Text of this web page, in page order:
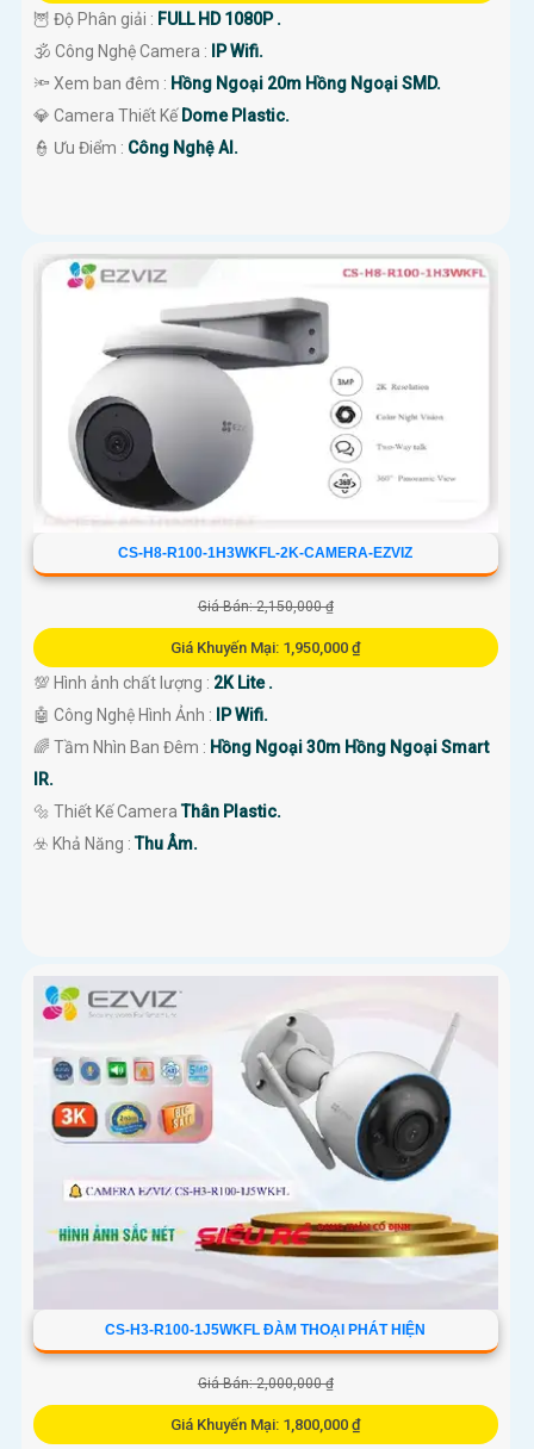
🦉 Độ Phân giải : FULL HD 1080P .
🕉️ Công Nghệ Camera :
IP Wifi.
🔦 Xem ban đêm : Hồng Ngoại 20m Hồng Ngoại SMD.
💎 Camera Thiết Kế Dome Plastic.
️👮 Ưu Điểm : Công Nghệ AI.
CS-H8-R100-1H3WKFL-2K-CAMERA-EZVIZ
Giá Bán: 2,150,000 ₫
Giá Khuyến Mại: 1,950,000 ₫
💯 Hình ảnh chất lượng : 2K Lite .
🤖️ Công Nghệ Hình Ảnh : IP Wifi.
🌈 Tầm Nhìn Ban Đêm : Hồng Ngoại 30m Hồng Ngoại Smart
IR.
🔩 Thiết Kế CameraThân Plastic.
️☣️ Khả Năng :Thu Âm.
CS-H3-R100-1J5WKFL ĐÀM THOẠI PHÁT HIỆN
Giá Bán: 2,000,000 ₫
Giá Khuyến Mại: 1,800,000 ₫